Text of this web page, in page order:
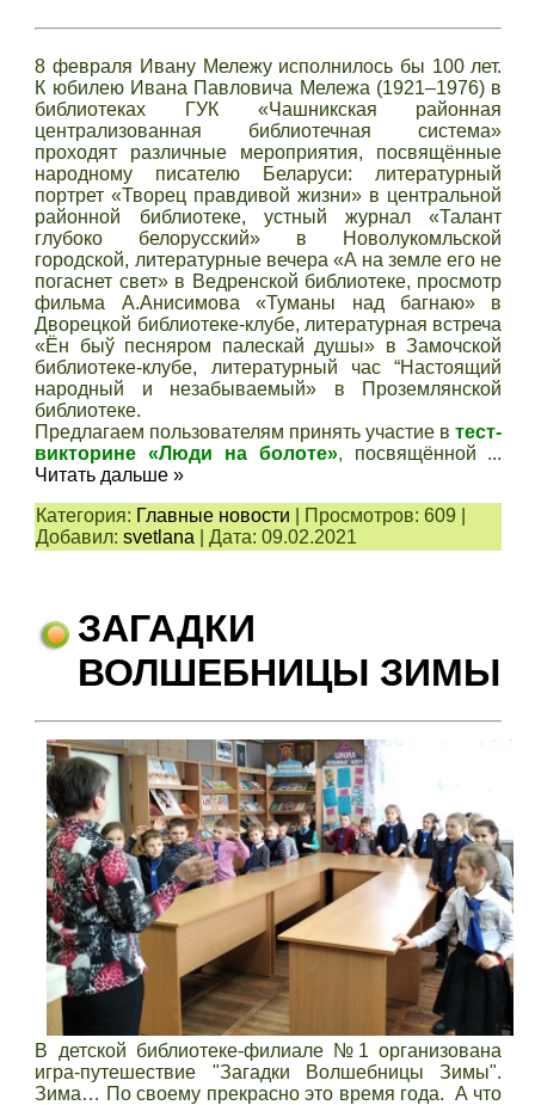
8 февраля Ивану Мележу исполнилось бы 100 лет.
К юбилею Ивана Павловича Мележа (1921–1976) в
библиотеках ГУК «Чашникская районная
централизованная библиотечная система»
проходят различные мероприятия, посвящённые
народному писателю Беларуси: литературный
портрет «Творец правдивой жизни» в центральной
районной библиотеке, устный журнал «Талант
глубоко белорусский» в Новолукомльской
городской, литературные вечера «А на земле его не
погаснет свет» в Ведренской библиотеке, просмотр
фильма А.Анисимова «Туманы над багнаю» в
Дворецкой библиотеке-клубе, литературная встреча
«Ён быў песняром палескай душы» в Замочской
библиотеке-клубе, литературный час “Настоящий
народный и незабываемый» в Проземлянской
библиотеке.
Предлагаем пользователям принять участие в тест-
викторине «Люди на болоте», посвящённой ...
Читать дальше »
Категория: Главные новости Просмотров: 609
Добавил: svetlana |Дата: 09.02.2021
ЗАГАДКИ
ВОЛШЕБНИЦЫ ЗИМЫ
В детской библиотеке-филиале №1 организована
игра-путешествие "Загадки Волшебницы Зимы".
Зима… По своему прекрасно это время года. А что